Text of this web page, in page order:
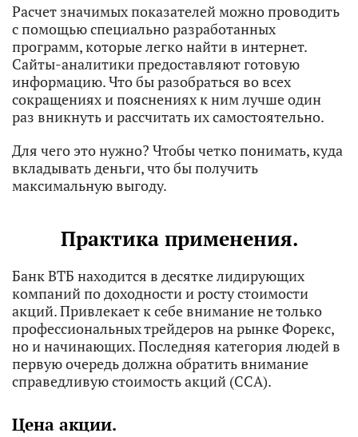
Расчет значимых показателей можно проводить
с помощью специально разработанных
программ, которые легко найти в интернет.
Сайты-аналитики предоставляют готовую
информацию. Что бы разобраться во всех
сокращениях и пояснениях к ним лучше один
раз вникнуть и рассчитать их самостоятельно.
Для чего это нужно? Чтобы четко понимать, куда
вкладывать деньги, что бы получить
максимальную выгоду.
Практика применения.
Банк ВТБ находится в десятке лидирующих
компаний по доходности и росту стоимости
акций. Привлекает к себе внимание не только
профессиональных трейдеров на рынке Форекс,
но и начинающих. Последняя категория людей в
первую очередь должна обратить внимание
справедливую стоимость акций (ССА).
Цена акции.